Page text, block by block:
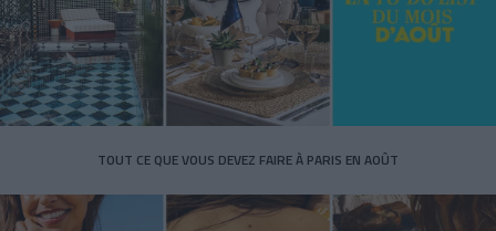
TOUT CE QUE VOUS DEVEZ FAIRE À PARIS EN AOÛT